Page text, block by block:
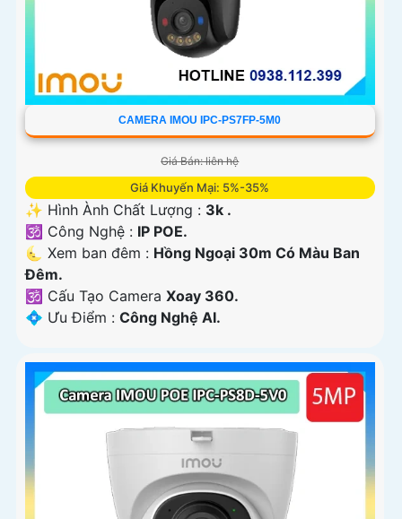
CAMERA IMOU IPC-PS7FP-5M0
Giá Bán: liên hệ
Giá Khuyến Mại: 5%-35%
✨ Hình Ành Chất Lượng : 3k .
🕉️ Công Nghệ : IP POE.
🌜 Xem ban đêm : Hồng Ngoại 30m Có Màu Ban
Ðêm.
🕉️ Cấu Tạo Camera Xoay 360.
️💠 Ưu Điểm : Công Nghệ AI.